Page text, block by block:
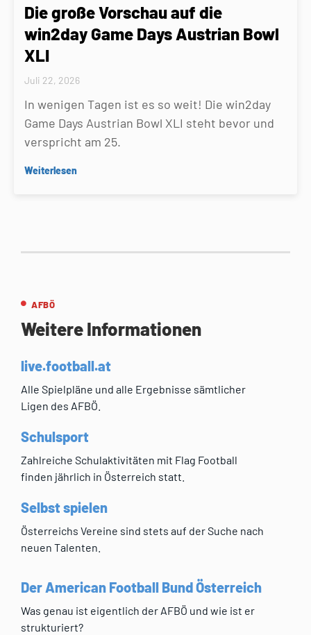
Die große Vorschau auf die
win2day Game Days Austrian Bowl
XLI
Juli 22, 2026
In wenigen Tagen ist es so weit! Die win2day
Game Days Austrian Bowl XLI steht bevor und
verspricht am 25.
Weiterlesen
AFBÖ
Weitere Informationen
live.football.at
Alle Spielpläne und alle Ergebnisse sämtlicher
Ligen des AFBÖ.
Schulsport
Zahlreiche Schulaktivitäten mit Flag Football
finden jährlich in Österreich statt.
Selbst spielen
Österreichs Vereine sind stets auf der Suche nach
neuen Talenten.
Der American Football Bund Österreich
Was genau ist eigentlich der AFBÖ und wie ist er
strukturiert?